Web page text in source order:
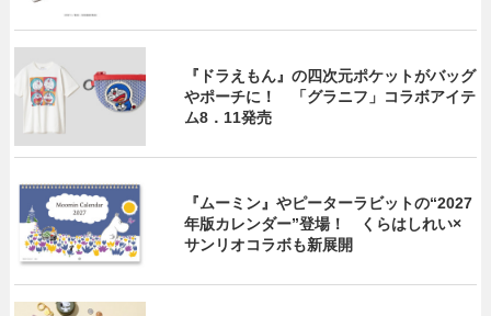
『ドラえもん』の四次元ポケットがバッグ
やポーチに！ 「グラニフ」コラボアイテ
ム8．11発売
『ムーミン』やピーターラビットの“2027
年版カレンダー”登場！ くらはしれい×
サンリオコラボも新展開